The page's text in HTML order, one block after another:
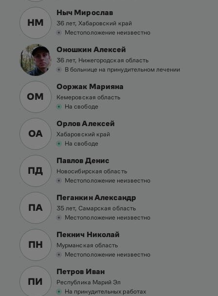
НМ
Ныч Мирослав
36 лет, Хабаровский край
Местоположение неизвестно
Оношкин Алексей
36 лет, Нижегородская область
В больнице на принудительном лечении
ОМ
Ооржак Марияна
Кемеровская область
На свободе
ОА
Орлов Алексей
Хабаровский край
На свободе
ПД
Павлов Денис
Новосибирская область
Местоположение неизвестно
ПА
Пеганкин Александр
35 лет, Самарская область
Местоположение неизвестно
ПН
Пекнич Николай
Мурманская область
Местоположение неизвестно
ПИ
Петров Иван
Республика Марий Эл
На принудительных работах